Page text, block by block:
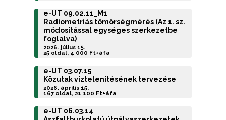
e-UT 09.02.11_M1
Radiometriás tömörségmérés (Az 1. sz.
módosítással egységes szerkezetbe
foglalva)
2026. július 15.
25 oldal, 4 000 Ft+áfa
e-UT 03.07.15
Közutak víztelenítésének tervezése
2026. április 15.
167 oldal, 21 100 Ft+áfa
e-UT 06.03.14